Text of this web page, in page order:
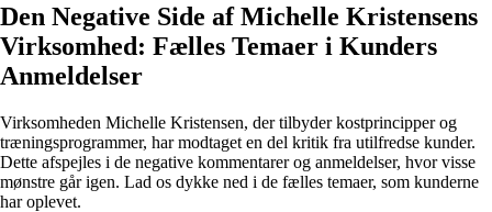
Den Negative Side af Michelle Kristensens
Virksomhed: Fælles Temaer i Kunders
Anmeldelser
Virksomheden Michelle Kristensen, der tilbyder kostprincipper og
træningsprogrammer, har modtaget en del kritik fra utilfredse kunder.
Dette afspejles i de negative kommentarer og anmeldelser, hvor visse
mønstre går igen. Lad os dykke ned i de fælles temaer, som kunderne
har oplevet.